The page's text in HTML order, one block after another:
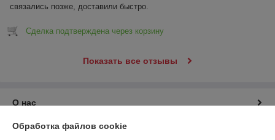
связались позже, доставили быстро.
Сделка подтверждена через корзину
Показать все отзывы
О нас
Контакты
Обработка файлов cookie